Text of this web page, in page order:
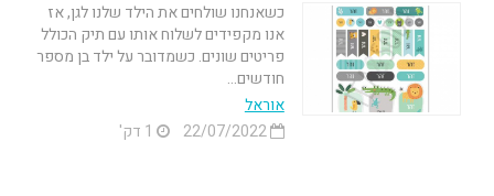
כשאנחנו שולחים את הילד שלנו לגן, אז
אנו מקפידים לשלוח אותו עם תיק הכולל
פריטים שונים. כשמדובר על ילד בן מספר
חודשים...
אוראל
22/07/2022